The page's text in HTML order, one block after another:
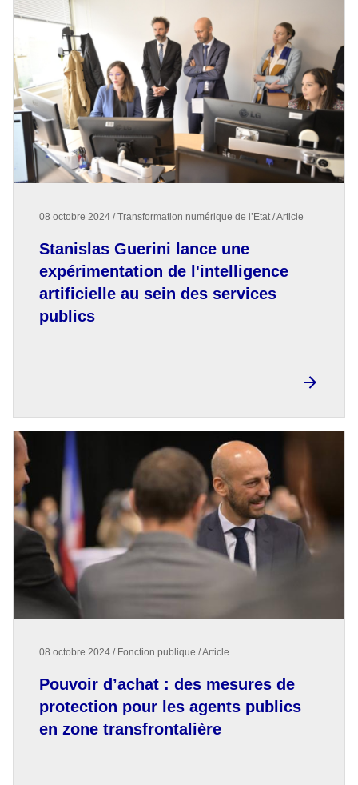
Stanislas Guerini lance une
expérimentation de l'intelligence
artificielle au sein des services
publics
08 octobre 2024 / Transformation numérique de l’Etat / Article
Pouvoir d’achat : des mesures de
protection pour les agents publics
en zone transfrontalière
08 octobre 2024 / Fonction publique / Article